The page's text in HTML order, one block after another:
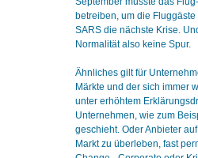
betreiben, um die
SARS die nächste Krise.
Normalität also keine Spur.
Ähnliches gilt für
Märkte und der sich immer
unter erhöhtem
Unternehmen, wie zum
geschieht. Oder Anbieter
Markt zu überleben, fast